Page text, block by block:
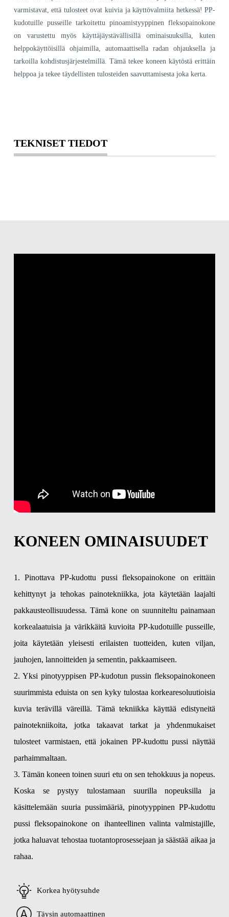
varmistavat, että tulosteet ovat kuivia ja käyttövalmiita hetkessä! PP-
kudotuille pusseille tarkoitettu pinoamistyyppinen fleksopainokone
on varustettu myös käyttäjäystävällisillä ominaisuuksilla, kuten
helppokäyttöisillä ohjaimilla, automaattisella radan ohjauksella ja
tarkoilla kohdistusjärjestelmillä. Tämä tekee koneen käytöstä erittäin
helppoa ja tekee täydellisten tulosteiden saavuttamisesta joka kerta.
TEKNISET TIEDOT
KONEEN OMINAISUUDET
1. Pinottava PP-kudottu pussi fleksopainokone on erittäin
kehittynyt ja tehokas painotekniikka, jota käytetään laajalti
pakkausteollisuudessa. Tämä kone on suunniteltu painamaan
korkealaatuisia ja värikkäitä kuvioita PP-kudotuille pusseille,
joita käytetään yleisesti erilaisten tuotteiden, kuten viljan,
jauhojen, lannoitteiden ja sementin, pakkaamiseen.
2. Yksi pinotyyppisen PP-kudotun pussin fleksopainokoneen
suurimmista eduista on sen kyky tulostaa korkearesoluutioisia
kuvia terävillä väreillä. Tämä tekniikka käyttää edistyneitä
painotekniikoita, jotka takaavat tarkat ja yhdenmukaiset
tulosteet varmistaen, että jokainen PP-kudottu pussi näyttää
parhaimmaltaan.
3. Tämän koneen toinen suuri etu on sen tehokkuus ja nopeus.
Koska se pystyy tulostamaan suurilla nopeuksilla ja
käsittelemään suuria pussimääriä, pinotyyppinen PP-kudottu
pussi fleksopainokone on ihanteellinen valinta valmistajille,
jotka haluavat tehostaa tuotantoprosessejaan ja säästää aikaa ja
rahaa.
Korkea hyötysuhde
Täysin automaattinen